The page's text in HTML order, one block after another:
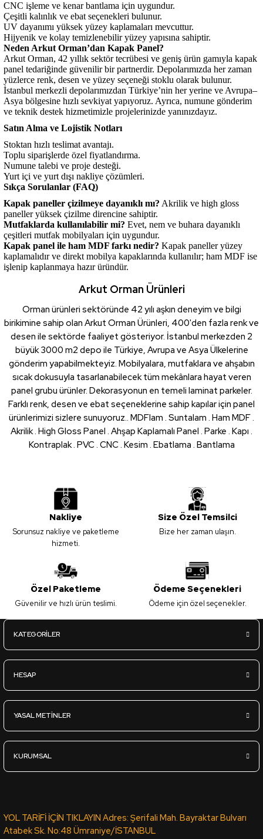
CNC işleme ve kenar bantlama için uygundur.
Çeşitli kalınlık ve ebat seçenekleri bulunur.
UV dayanımı yüksek yüzey kaplamaları mevcuttur.
Hijyenik ve kolay temizlenebilir yüzey yapısına sahiptir.
Neden Arkut Orman’dan Kapak Panel?
Arkut Orman, 42 yıllık sektör tecrübesi ve geniş ürün gamıyla kapak
panel tedariğinde güvenilir bir partnerdir. Depolarımızda her zaman
yüzlerce renk, desen ve yüzey seçeneği stoklu olarak bulunur.
İstanbul merkezli depolarımızdan Türkiye’nin her yerine ve Avrupa–
Asya bölgesine hızlı sevkiyat yapıyoruz. Ayrıca, numune gönderim
ve teknik destek hizmetimizle projelerinizde yanınızdayız.
Satın Alma ve Lojistik Notları
Stoktan hızlı teslimat avantajı.
Toplu siparişlerde özel fiyatlandırma.
Numune talebi ve proje desteği.
Yurt içi ve yurt dışı nakliye çözümleri.
Sıkça Sorulanlar (FAQ)
Kapak paneller çizilmeye dayanıklı mı? Akrilik ve high gloss
paneller yüksek çizilme direncine sahiptir.
Mutfaklarda kullanılabilir mi? Evet, nem ve buhara dayanıklı
çeşitleri mutfak mobilyaları için uygundur.
Kapak panel ile ham MDF farkı nedir? Kapak paneller yüzey
kaplamalıdır ve direkt mobilya kapaklarında kullanılır; ham MDF ise
işlenip kaplanmaya hazır üründür.
Arkut Orman Ürünleri
Orman ürünleri sektöründe 42 yılı aşkın deneyim ve bilgi
birikimine sahip olan Arkut Orman Ürünleri, 400'den fazla renk ve
desen ile sektörde faaliyet gösteriyor. İstanbul merkezden 2
büyük 3000 m2 depo ile Türkiye, Avrupa ve Asya Ülkelerine
gönderim yapabilmekteyiz. Mobilyalara, mutfaklara ve ahşabın
sıcak dokusuyla tasarlanabilecek tüm mekânlara hayat veren
panel grubu ürünler. Dekorasyonun en temeli laminat parkeler.
Farklı renk, desen ve ebat seçeneklerine sahip kapılar için panel
ürünlerimizi sizlere sunuyoruz.. MDFlam . Suntalam . Ham MDF .
Akrilik . High Gloss Panel . Ahşap Kaplamalı Panel . Parke . Kapı .
Kontraplak . PVC . CNC . Kesim . Ebatlama . Bantlama
Nakliye
Sorunsuz nakliye ve paketleme
hizmeti.
Size Özel Temsilci
Bize her zaman ulaşın.
Özel Paketleme
Güvenilir ve hızlı ürün teslimi.
Ödeme Seçenekleri
Ödeme için özel seçenekler.
KATEGORİLER
HESAP
YASAL METİNLER
KURUMSAL
YOL TARİFİ İÇİN TIKLAYIN Adres: Şerifali Mah. Bayraktar Bulvarı
Atabek Sk. No:48 Ümraniye/İSTANBUL